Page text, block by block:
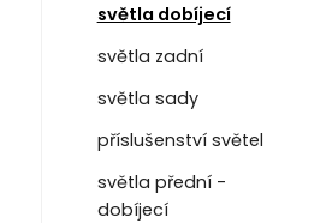
světla dobíjecí
světla zadní
světla sady
příslušenství světel
světla přední -
dobíjecí